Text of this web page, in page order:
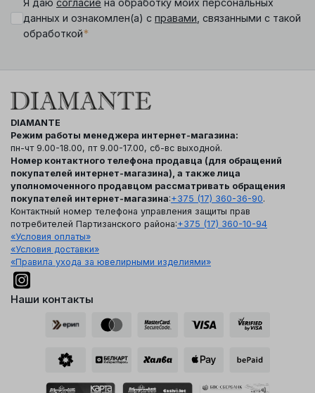
Я даю согласие на обработку моих персональных
данных и ознакомлен(а) с правами , связанными с такой
обработкой*
DIAMANTE
Режим работы менеджера интернет-магазина:
пн-чт 9.00-18.00, пт 9.00-17.00, сб-вс выходной.
Номер контактного телефона продавца (для обращений
покупателей интернет-магазина), а также лица
уполномоченного продавцом рассматривать обращения
покупателей интернет-магазина:+375 (17) 360-36-90.
Контактный номер телефона управления защиты прав
потребителей Партизанского района:+375 (17) 360-10-94
«Условия оплаты»
«Условия доставки»
«Правила ухода за ювелирными изделиями»
Наши контакты